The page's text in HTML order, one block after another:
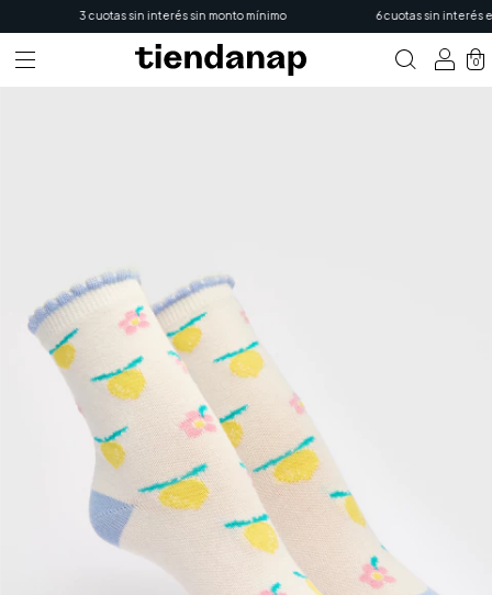
3 cuotas sin interés sin monto mínimo 6 cuotas sin interés en
0